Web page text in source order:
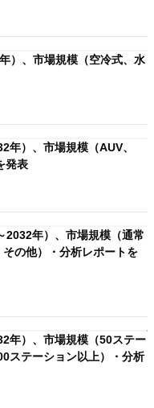
）、市場規模（空冷式、水
年）、市場規模（AUV、
発表
2032年）、市場規模（通常
の他）・分析レポートを
年）、市場規模（50ステー
ステーション以上）・分析